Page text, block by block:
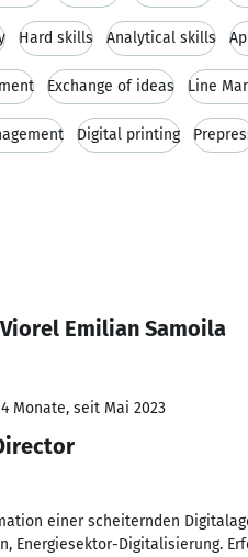
Hard skills Analytical skills
Exchange of ideas Line
Digital printing
Emilian Samoila
Monate, seit Mai 2023
einer scheiternden
Energiesektor-Digitalisierung.